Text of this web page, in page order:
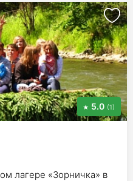
5.0 (1)
лагере «Зорничка» в